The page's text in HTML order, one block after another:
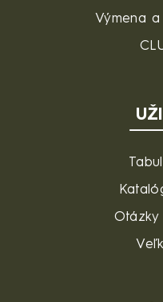
Výmena